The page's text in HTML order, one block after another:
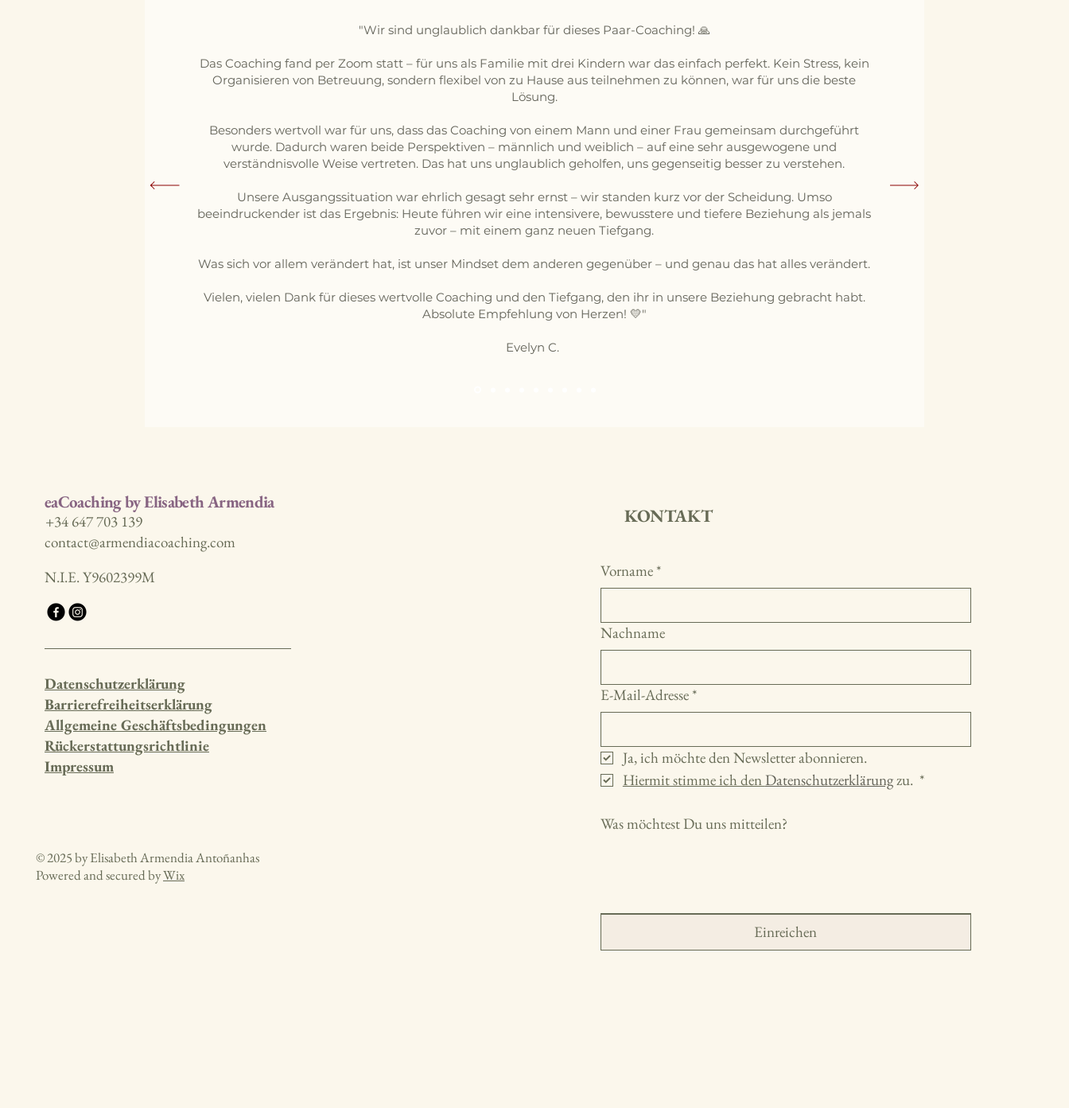
"Wir sind unglaublich dankbar für dieses Paar-Coaching! 🙏
Das Coaching fand per Zoom statt – für uns als Familie mit drei Kindern war das einfach perfekt. Kein Stress, kein
Organisieren von Betreuung, sondern flexibel von zu Hause aus teilnehmen zu können, war für uns die beste
Lösung.
Besonders wertvoll war für uns, dass das Coaching von einem Mann und einer Frau gemeinsam durchgeführt
wurde. Dadurch waren beide Perspektiven – männlich und weiblich – auf eine sehr ausgewogene und
verständnisvolle Weise vertreten. Das hat uns unglaublich geholfen, uns gegenseitig besser zu verstehen.
Unsere Ausgangssituation war ehrlich gesagt sehr ernst – wir standen kurz vor der Scheidung. Umso
beeindruckender ist das Ergebnis: Heute führen wir eine intensivere, bewusstere und tiefere Beziehung als jemals
zuvor – mit einem ganz neuen Tiefgang.
Was sich vor allem verändert hat, ist unser Mindset dem anderen gegenüber – und genau das hat alles verändert.
Vielen, vielen Dank für dieses wertvolle Coaching und den Tiefgang, den ihr in unsere Beziehung gebracht habt.
Absolute Empfehlung von Herzen! 💛"
Evelyn C.
eaCoaching by Elisabeth Armendia
+34 647 703 139
contact@armendiacoaching.com
N.I.E. Y9602399M
Datenschutzerklärung
Barrierefreiheitserklärung
Allgemeine Geschäftsbedingungen
Rückerstattungsrichtlinie
Impressum
© 2025 by Elisabeth Armendia Antoñanhas
Powered and secured byWix
KONTAKT
Vorname *
Nachname
E-Mail-Adresse *
Ja, ich möchte den Newsletter abonnieren.
Hiermit stimme ich den Datenschutzerklärung zu. *
Was möchtest Du uns mitteilen?
Einreichen